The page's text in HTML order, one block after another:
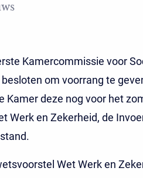
Kamercommissie voor
om voorrang te
Kamer deze nog voor het
Werk en Zekerheid, de
Wet Werk en